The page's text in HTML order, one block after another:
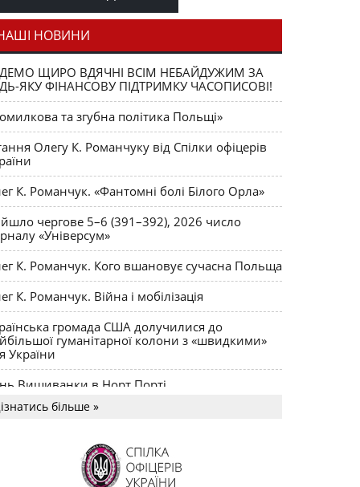
ВИДАННЯ Юрій Щербак Opus magnum
К. Романчука
К. Романчука
РЕДАКЦІЙНЕ Олег К. Романчук Журавель і
як уособлення української політстратегії й
НОВИНИ
ЩИРО ВДЯЧНІ ВСІМ НЕБАЙДУЖИМ ЗА
ЯКУ ФІНАНСОВУ ПІДТРИМКУ ЧАСОПИСОВІ!
та згубна політика Польщі»
Олегу К. Романчуку від Спілки офіцерів
К. Романчук. «Фантомні болі Білого Орла»
чергове 5–6 (391–392), 2026 число
«Універсум»
К. Романчук. Кого вшановує сучасна Польща
К. Романчук. Війна і мобілізація
громада США долучилися до
гуманітарної колони з «швидкими»
України
Вишиванки в Норт Порті
MAGNUM Олега К. Романчука
більше »